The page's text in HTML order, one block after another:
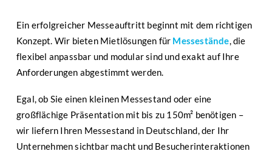
Ein erfolgreicher Messeauftritt beginnt mit dem richtigen
Konzept. Wir bieten Mietlösungen für Messestände, die
flexibel anpassbar und modular sind und exakt auf Ihre
Anforderungen abgestimmt werden.
Egal, ob Sie einen kleinen Messestand oder eine
großflächige Präsentation mit bis zu 150m² benötigen –
wir liefern Ihren Messestand in Deutschland, der Ihr
Unternehmen sichtbar macht und Besucherinteraktionen